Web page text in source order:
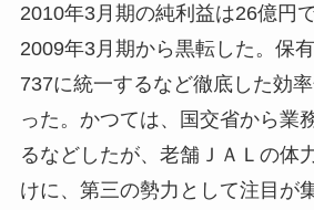
2010年3月期の純利益は26億円
2009年3月期から黒転した。保
737に統一するなど徹底した効
った。かつては、国交省から業
るなどしたが、老舗ＪＡＬの体
けに、第三の勢力として注目が